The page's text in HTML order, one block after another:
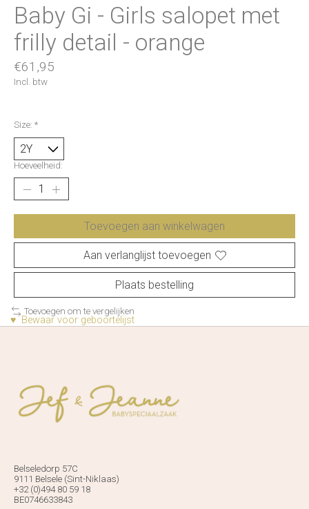
Baby Gi - Girls salopet met
frilly detail - orange
€61,95
Incl. btw
Size: *
Hoeveelheid:
Toevoegen aan winkelwagen
Aan verlanglijst toevoegen
Plaats bestelling
Toevoegen om te vergelijken
♥ Bewaar voor geboortelijst
Belseledorp 57C
9111 Belsele (Sint-Niklaas)
+32 (0)494 80 59 18
BE0746633843